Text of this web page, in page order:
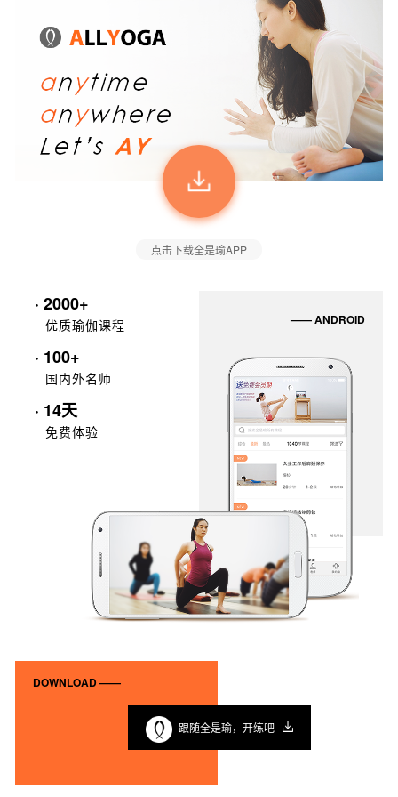
点击下载全是瑜APP
· 2000+
优质瑜伽课程
· 100+
国内外名师
· 14天
免费体验
—— ANDROID
DOWNLOAD ——
跟随全是瑜，开练吧